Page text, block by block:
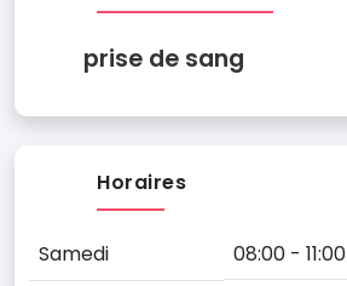
prise de sang
Horaires
Samedi 08:00 - 11:00